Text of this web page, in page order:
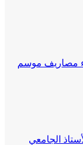
مصاريف موسم
الجامعي